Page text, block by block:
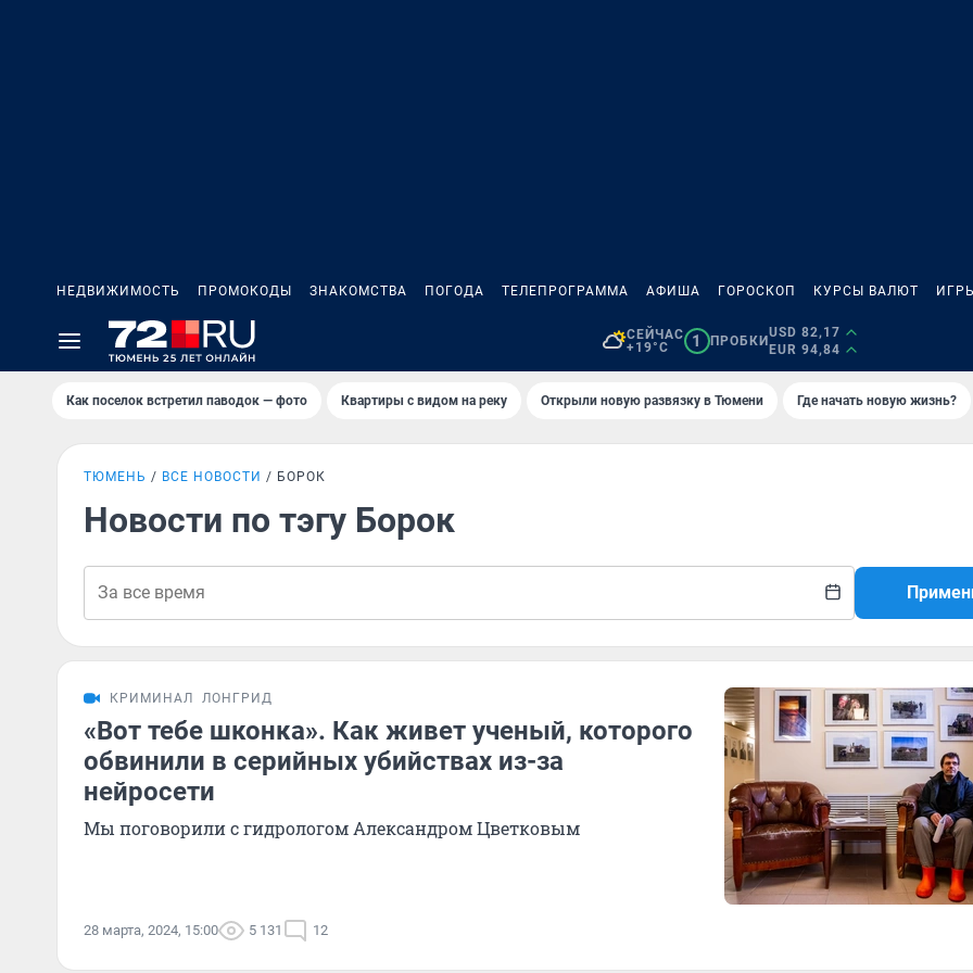
НЕДВИЖИМОСТЬ ПРОМОКОДЫ ЗНАКОМСТВА ПОГОДА ТЕЛЕПРОГРАММА АФИША ГОРОСКОП КУРСЫ ВАЛЮТ
СЕЙЧАС
+19°C
1 ПРОБКИ
USD 82,17
EUR 94,84
Как поселок встретил паводок — фото Квартиры с видом на реку Открыли новую развязку в Тюмени Где начать новую жизнь?
ТЮМЕНЬ ВСЕ НОВОСТИ БОРОК
Новости по тэгу Борок
КРИМИНАЛ ЛОНГРИД
«Вот тебе шконка». Как живет ученый, которого
обвинили в серийных убийствах из-за
нейросети
Мы поговорили с гидрологом Александром Цветковым
28 марта, 2024, 15:00 5 131 12